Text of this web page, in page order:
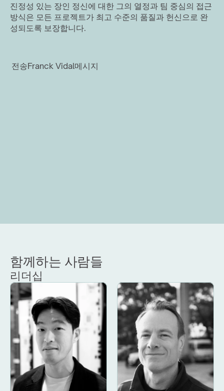
진정성 있는 장인 정신에 대한 그의 열정과 팀 중심의 접근
방식은 모든 프로젝트가 최고 수준의 품질과 헌신으로 완
성되도록 보장합니다.
전송Franck Vidal메시지
함께하는 사람들
리더십